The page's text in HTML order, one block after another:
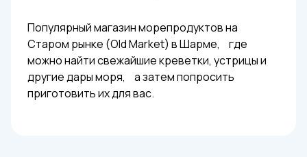
Популярный магазин морепродуктов на
Старом рынке (Old Market) в Шарме, где
можно найти свежайшие креветки, устрицы и
другие дары моря, а затем попросить
приготовить их для вас.